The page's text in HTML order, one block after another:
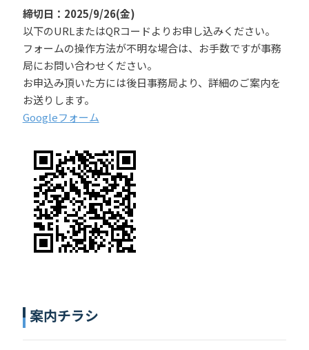
締切日：2025/9/26(金)
以下のURLまたはQRコードよりお申し込みください。
フォームの操作方法が不明な場合は、お手数ですが事務
局にお問い合わせください。
お申込み頂いた方には後日事務局より、詳細のご案内を
お送りします。
Googleフォーム
案内チラシ